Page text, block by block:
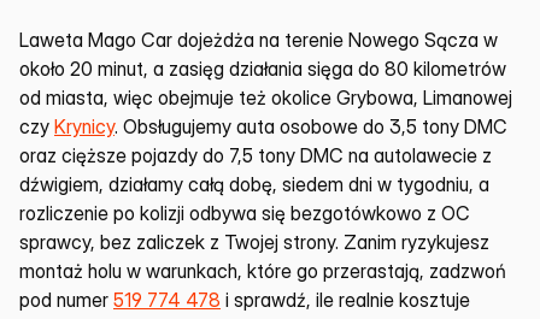
Laweta Mago Car dojeżdża na terenie Nowego Sącza w
około 20 minut, a zasięg działania sięga do 80 kilometrów
od miasta, więc obejmuje też okolice Grybowa, Limanowej
czy Krynicy. Obsługujemy auta osobowe do 3,5 tony DMC
oraz cięższe pojazdy do 7,5 tony DMC na autolawecie z
dźwigiem, działamy całą dobę, siedem dni w tygodniu, a
rozliczenie po kolizji odbywa się bezgotówkowo z OC
sprawcy, bez zaliczek z Twojej strony. Zanim ryzykujesz
montaż holu w warunkach, które go przerastają, zadzwoń
pod numer 519 774 478 i sprawdź, ile realnie kosztuje